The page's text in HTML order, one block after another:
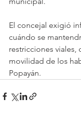
El concejal exigió
cuándo se
restricciones viales,
movilidad de los
Popayán.